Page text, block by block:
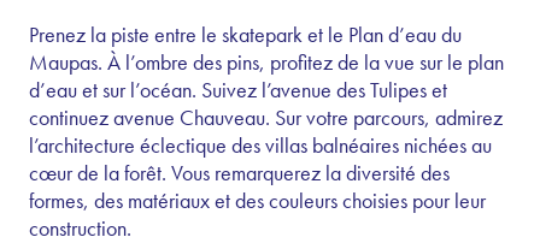
Prenez la piste entre le skatepark et le Plan d’eau du
Maupas. À l’ombre des pins, profitez de la vue sur le plan
d’eau et sur l’océan. Suivez l’avenue des Tulipes et
continuez avenue Chauveau. Sur votre parcours, admirez
l’architecture éclectique des villas balnéaires nichées au
cœur de la forêt. Vous remarquerez la diversité des
formes, des matériaux et des couleurs choisies pour leur
construction.